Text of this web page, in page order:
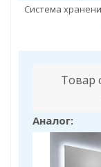
Система
Товар
Аналог: